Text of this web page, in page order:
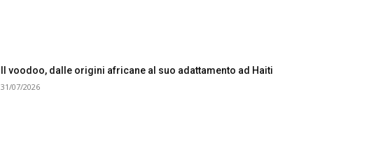
Il voodoo, dalle origini africane al suo adattamento ad Haiti
31/07/2026